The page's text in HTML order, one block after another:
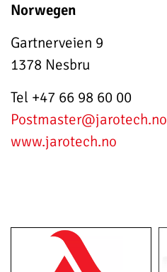
Norwegen
Gartnerveien 9
1378 Nesbru
Tel +47 66 98 60 00
Postmaster@jarotech.no
www.jarotech.no